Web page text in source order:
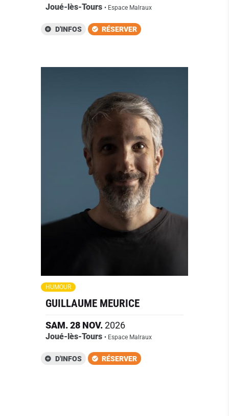
Joué-lès-Tours • Espace Malraux
D'INFOS RÉSERVER
HUMOUR
GUILLAUME MEURICE
SAM.28 NOV.2026
Joué-lès-Tours • Espace Malraux
D'INFOS RÉSERVER